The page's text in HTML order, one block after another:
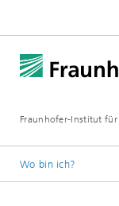
Fraunhofer-Institut
Wo bin ich?